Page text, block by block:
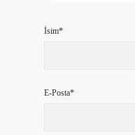
İsim*
E-Posta*